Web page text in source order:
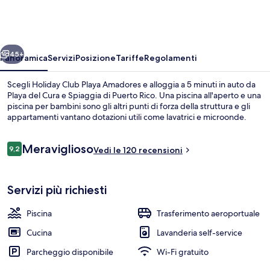
Avanti
45+
PanoramicaServiziPosizioneTariffeRegolamenti
Scegli Holiday Club Playa Amadores e alloggia a 5 minuti in auto da
Playa del Cura e Spiaggia di Puerto Rico. Una piscina all'aperto e una
piscina per bambini sono gli altri punti di forza della struttura e gli
appartamenti vantano dotazioni utili come lavatrici e microonde.
Recensioni
9,29,2 su 10
MeravigliosoVedi le 120 recensioni
Servizi più richiesti
Piscina
Trasferimento aeroportuale
Cucina
Lavanderia self-service
Parcheggio disponibile
Wi-Fi gratuito